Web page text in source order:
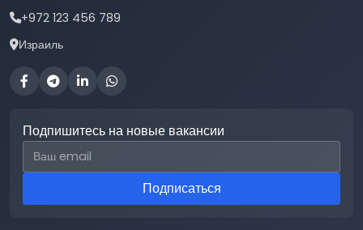
+972 123 456 789
Израиль
Подпишитесь на новые вакансии
Email для подписки
Подписаться